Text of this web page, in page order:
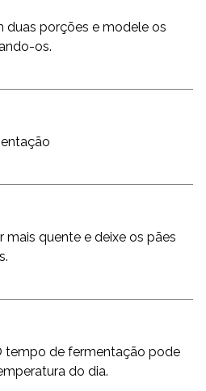
duas porções e modele os
os.
mais quente e deixe os pães
tempo de fermentação pode
do dia.